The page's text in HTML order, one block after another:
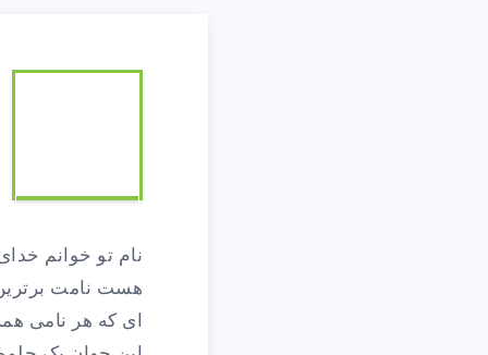
نام تو خوانم
هست نامت
ای که هر نامی